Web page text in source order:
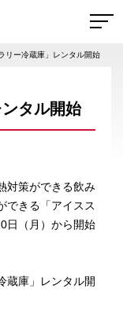
ー冷蔵庫」レンタル開始
ンタル開始
対策ができる飲み
できる「アイスス
日（月）から開始
庫」レンタル開